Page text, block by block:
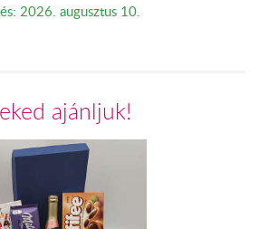
2026. augusztus 10.
ajánljuk!